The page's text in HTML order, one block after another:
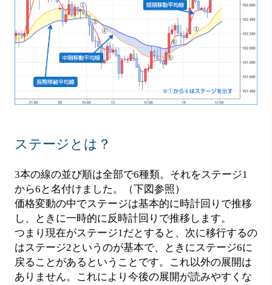
ステージとは？
3本の線の並び順は全部で6種類。それをステージ1
から6と名付けました。（下図参照）
価格変動の中でステージは基本的に時計回りで推移
し、ときに一時的に反時計回りで推移します。
つまり現在がステージ1だとすると、次に移行するの
はステージ2というのが基本で、ときにステージ6に
戻ることがあるということです。これ以外の展開は
ありません。これにより今後の展開が読みやすくな